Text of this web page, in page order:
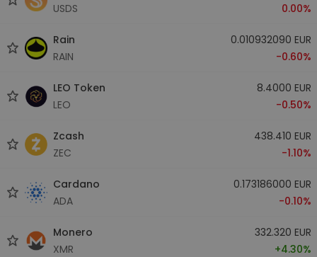
USDS
0.00%
Rain
RAIN
0.010932090 EUR
-0.60%
LEO Token
LEO
8.4000 EUR
-0.50%
Zcash
ZEC
438.410 EUR
-1.10%
Cardano
ADA
0.173186000 EUR
-0.10%
Monero
XMR
332.320 EUR
+4.30%